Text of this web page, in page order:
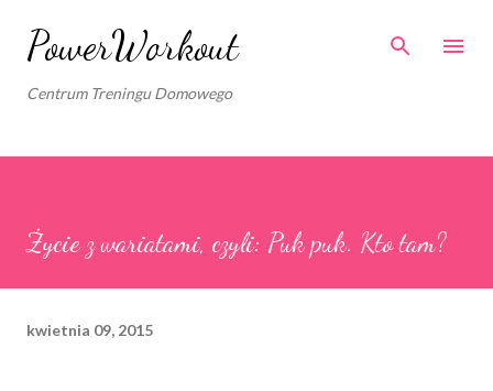
Przejdź do głównej zawartości
PowerWorkout
Centrum Treningu Domowego
Życie z wariatami, czyli: Puk puk. Kto tam?
kwietnia 09, 2015